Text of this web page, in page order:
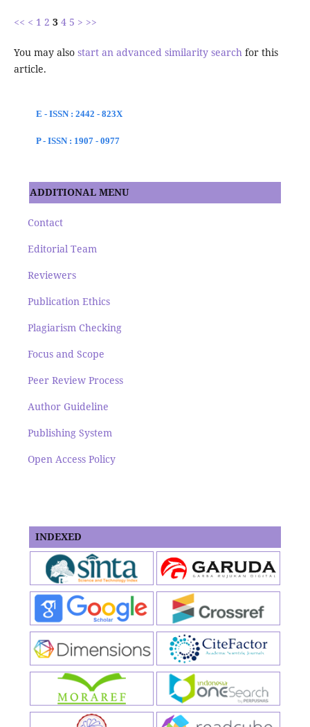
<< < 1 2 3 4 5 > >>
You may also start an advanced similarity searchfor this
article.
E - ISSN : 2442 - 823X
P - ISSN : 1907 - 0977
ADDITIONAL MENU
Contact
Editorial Team
Reviewers
Publication Ethics
Plagiarism Checking
Focus and Scope
Peer Review Process
Author Guideline
Publishing System
Open Access Policy
INDEXED